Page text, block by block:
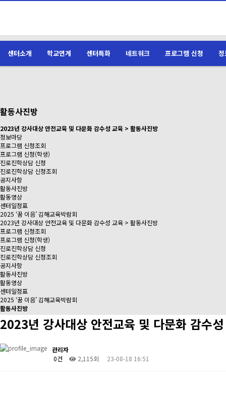
센터소개 학교연계 센터특화 네트워크 프로그램 신청
활동사진방
2023년 강사대상 안전교육 및 다문화 감수성 교육 > 활동사진방
정보마당
프로그램 신청조회
프로그램 신청(학생)
진로진학상담 신청
진로진학상담 신청조회
공지사항
활동사진방
활동영상
센터일정표
2025 ‘꿈 이음’ 김해교육박람회
2023년 강사대상 안전교육 및 다문화 감수성 교육 > 활동사진방
프로그램 신청조회
프로그램 신청(학생)
진로진학상담 신청
진로진학상담 신청조회
공지사항
활동사진방
활동영상
센터일정표
2025 ‘꿈 이음’ 김해교육박람회
활동사진방
2023년 강사대상 안전교육 및 다문화 감수
관리자
0건
2,115회 23-08-18 16:51